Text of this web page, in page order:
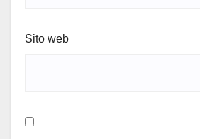
Sito web